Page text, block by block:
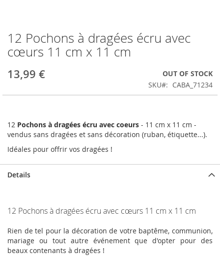
Skip
to
the
of
images
12 Pochons à dragées écru avec
cœurs 11 cm x 11 cm
13,99 €
OUT OF STOCK
SKU
CABA_71234
12 Pochons à dragées écru avec coeurs - 11 cm x 11 cm -
vendus sans dragées et sans décoration (ruban, étiquette...).
Idéales pour offrir vos dragées !
Details
12 Pochons à dragées écru avec cœurs 11 cm x 11 cm
Rien de tel pour la décoration de votre baptême, communion,
mariage ou tout autre événement que d'opter pour des
beaux contenants à dragées !